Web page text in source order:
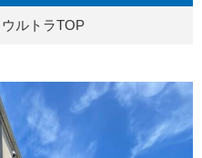
ルトラTOP